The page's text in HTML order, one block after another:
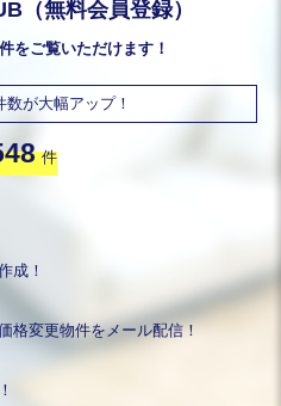
（無料会員登録）
をご覧いただけます！
が大幅アップ！
件
成！
格変更物件をメール配信！